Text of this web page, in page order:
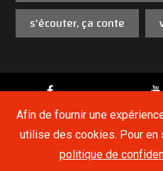
Afin de fournir une
utilise des cookies. Pour en
politique de
Radio Sud 88.7 FM
s'écouter, ça conte
Copyright © 2019, Radio
Website by